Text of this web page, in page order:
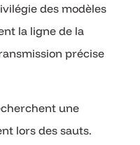
des modèles
la ligne de la
précise
une
lors des sauts.